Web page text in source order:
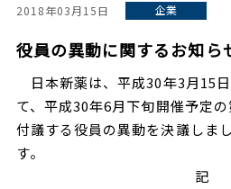
2018年03月15日 企業
役員の異動に関するお知ら
日本新薬は、平成30年3月15
て、平成30年6月下旬開催予定
付議する役員の異動を決議しま
す。
記